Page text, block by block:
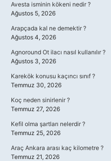
Avesta isminin kökeni nedir ?
Ağustos 5, 2026
Arapçada kal ne demektir ?
Ağustos 4, 2026
Agnoround Ot ilacı nasıl kullanılır ?
Ağustos 3, 2026
Karekök konusu kaçıncı sınıf ?
Temmuz 30, 2026
Koç neden sinirlenir ?
Temmuz 27, 2026
Kefil olma şartları nelerdir ?
Temmuz 25, 2026
Araç Ankara arası kaç kilometre ?
Temmuz 21, 2026